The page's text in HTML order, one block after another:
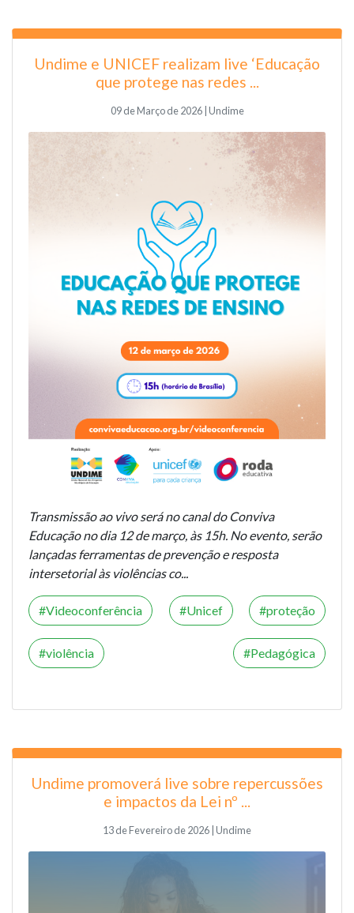
Undime e UNICEF realizam live ‘Educação
que protege nas redes ...
09 de Março de 2026 | Undime
Transmissão ao vivo será no canal do Conviva
Educação no dia 12 de março, às 15h. No evento, serão
lançadas ferramentas de prevenção e resposta
intersetorial às violências co...
Videoconferência Unicef proteção
violência Pedagógica
Undime promoverá live sobre repercussões
e impactos da Lei nº ...
13 de Fevereiro de 2026 | Undime